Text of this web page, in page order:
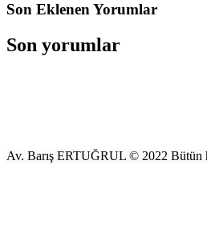
Son Eklenen Yorumlar
Son yorumlar
Av. Barış ERTUĞRUL © 2022 Bütün